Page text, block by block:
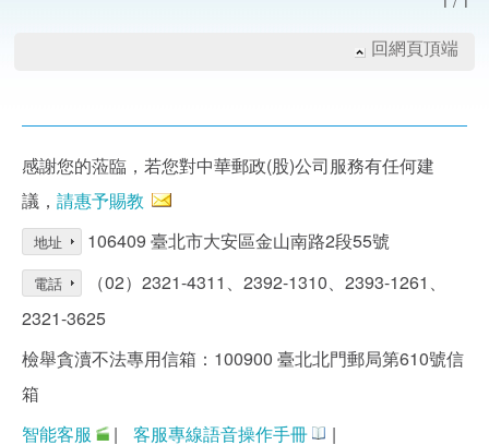
回網頁頂端
感謝您的蒞臨，若您對中華郵政(股)公司服務有任何建
議， 請惠予賜教
地址 106409 臺北市大安區金山南路2段55號
電話
（02）2321-4311、2392-1310、2393-1261、
2321-3625
檢舉貪瀆不法專用信箱：100900 臺北北門郵局第610號信
箱
智能客服
| 客服專線語音操作手冊 |